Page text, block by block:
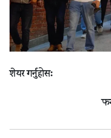
शेयर गर्नुहोस: